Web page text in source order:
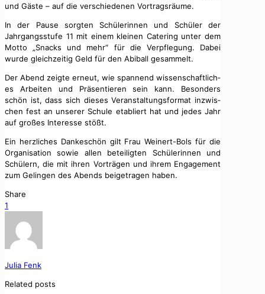
und Gäste – auf die ver­schiede­nen Vor­tragsräume.
In der Pause sorgten Schü­lerin­nen und Schüler der
Jahrgangsstufe 11 mit einem kleinen Cater­ing unter dem
Mot­to „Snacks und mehr“ für die Verpfle­gung. Dabei
wurde gle­ichzeit­ig Geld für den Abiball gesam­melt.
Der Abend zeigte erneut, wie span­nend wis­senschaftlich­
es Arbeit­en und Präsen­tieren sein kann. Beson­ders
schön ist, dass sich dieses Ver­anstal­tungs­for­mat inzwis­
chen fest an unser­er Schule etabliert hat und jedes Jahr
auf großes Inter­esse stößt.
Ein her­zlich­es Dankeschön gilt Frau Wein­ert-Bols für die
Organ­i­sa­tion sowie allen beteiligten Schü­lerin­nen und
Schülern, die mit ihren Vorträ­gen und ihrem Engage­ment
zum Gelin­gen des Abends beige­tra­gen haben.
Share
1
Julia Fenk
Related posts